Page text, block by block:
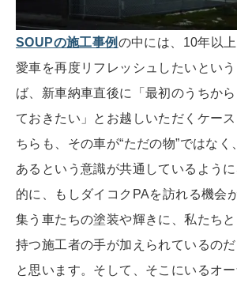
SOUPの施工事例 の中には、10年以
愛車を再度リフレッシュしたいとい
ば、新車納車直後に「最初のうちか
ておきたい」とお越しいただくケー
ちらも、その車が“ただの物”ではなく
あるという意識が共通しているよう
的に、もしダイコクPAを訪れる機会
集う車たちの塗装や輝きに、私たち
持つ施工者の手が加えられているの
と思います。そして、そこにいるオ